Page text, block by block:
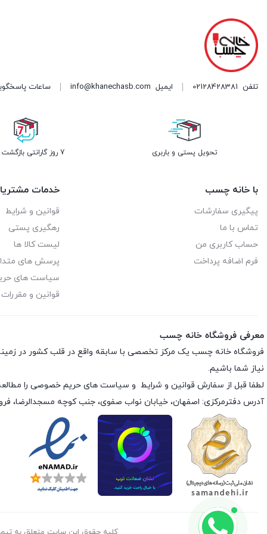
تلفن 02128428381 ایمیل info@khanechasb.com ساعات پاسخگویی شنبه تا
تحویل پستی و باربری 7 روز گارانتی بازگشت وجه
با خانه چسب
پیگیری سفارشات
تماس با ما
حساب کاربری من
فرم اضافه پرداخت
خدمات
قوانین و شرایط
رهگیری پستی
لیست کالا ها
پرسش های
سیاست های
قوانین و مقررات
معرفی فروشگاه خانه چسب
فروشگاه خانه چسب یک مرکز تخصصی با سابقه واقع در قلب کشور در
نیاز شما باشیم.
لطفا قبل از سفارش قوانین و شرایط و سیاست های حریم خصوصی را
آدرس دفترمرکزی: اصفهان، خیابان نواب صفوی، جنب کوچه مسجدالرضا،